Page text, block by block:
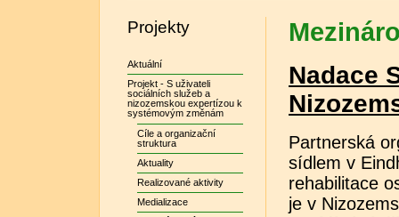
Projekty
Aktuální
Projekt - S uživateli
sociálních služeb a
nizozemskou expertízou k
systémovým změnám
Cíle a organizační
struktura
Aktuality
Realizované aktivity
Medializace
Nadace
Partnerská
sídlem v
rehabilitace
je v